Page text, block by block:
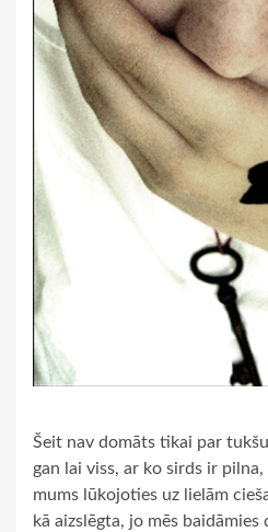
Šeit nav domāts tikai par
gan lai viss, ar ko sirds ir
mums lūkojoties uz lielām
kā aizslēgta, jo mēs